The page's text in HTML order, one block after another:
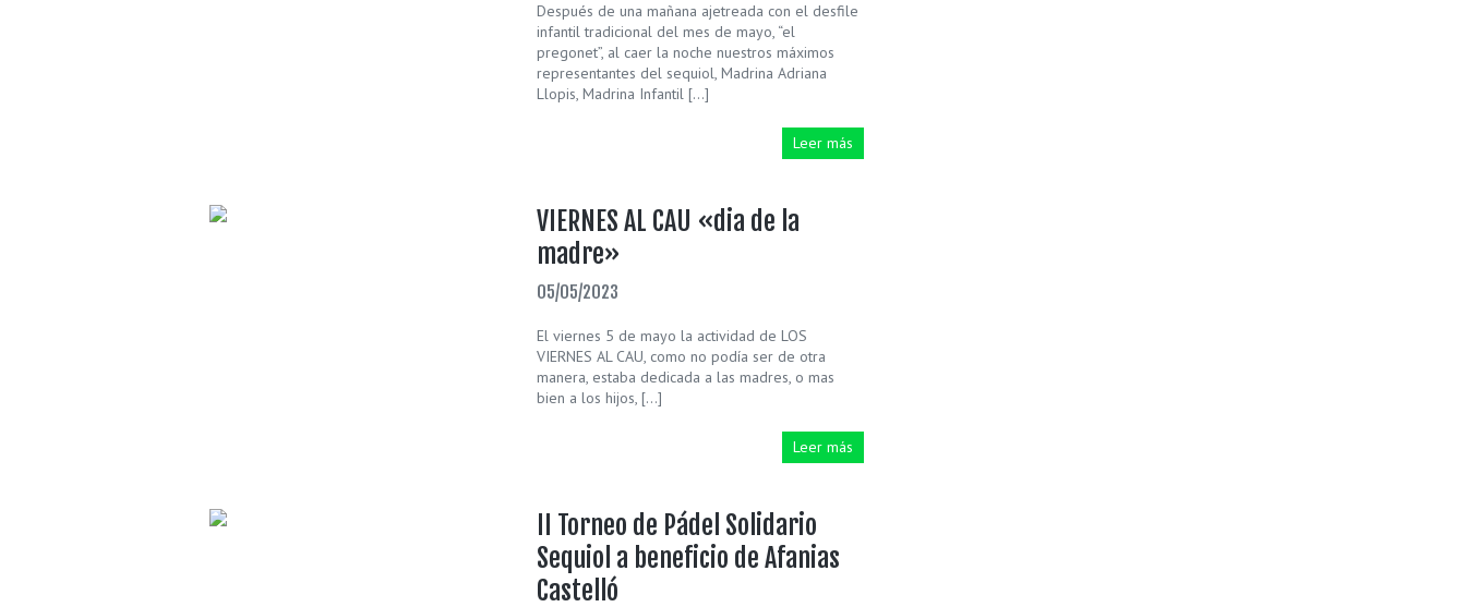
Después de una mañana ajetreada con el desfile
infantil tradicional del mes de mayo, “el
pregonet”, al caer la noche nuestros máximos
representantes del sequiol, Madrina Adriana
Llopis, Madrina Infantil […]
Leer más
VIERNES AL CAU «dia de la
madre»
05/05/2023
El viernes 5 de mayo la actividad de LOS
VIERNES AL CAU, como no podía ser de otra
manera, estaba dedicada a las madres, o mas
bien a los hijos, […]
Leer más
II Torneo de Pádel Solidario
Sequiol a beneficio de Afanias
Castelló